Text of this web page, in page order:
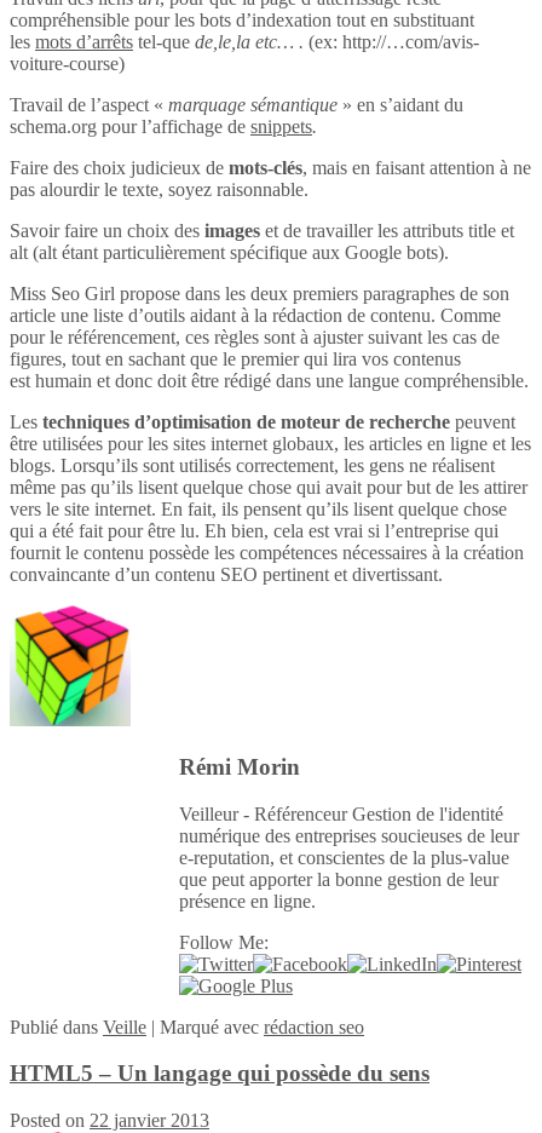
compréhensible pour les bots d’indexation tout en substituant
les mots d’arrêts tel-que de,le,la etc… . (ex: http://…com/avis-
voiture-course)
Travail de l’aspect « marquage sémantique » en s’aidant du
schema.org pour l’affichage de snippets.
Faire des choix judicieux de mots-clés, mais en faisant attention à ne
pas alourdir le texte, soyez raisonnable.
Savoir faire un choix des images et de travailler les attributs title et
alt (alt étant particulièrement spécifique aux Google bots).
Miss Seo Girl propose dans les deux premiers paragraphes de son
article une liste d’outils aidant à la rédaction de contenu. Comme
pour le référencement, ces règles sont à ajuster suivant les cas de
figures, tout en sachant que le premier qui lira vos contenus
est humain et donc doit être rédigé dans une langue compréhensible.
Les techniques d’optimisation de moteur de recherche peuvent
être utilisées pour les sites internet globaux, les articles en ligne et les
blogs. Lorsqu’ils sont utilisés correctement, les gens ne réalisent
même pas qu’ils lisent quelque chose qui avait pour but de les attirer
vers le site internet. En fait, ils pensent qu’ils lisent quelque chose
qui a été fait pour être lu. Eh bien, cela est vrai si l’entreprise qui
fournit le contenu possède les compétences nécessaires à la création
convaincante d’un contenu SEO pertinent et divertissant.
Rémi Morin
Veilleur - Référenceur Gestion de l'identité
numérique des entreprises soucieuses de leur
e-reputation, et conscientes de la plus-value
que peut apporter la bonne gestion de leur
présence en ligne.
Follow Me:
Publié dans Veille | Marqué avec rédaction seo
HTML5 – Un langage qui possède du sens
Posted on 22 janvier 2013